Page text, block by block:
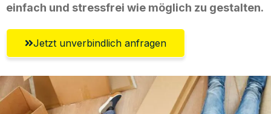
einfach und stressfrei wie möglich zu gestalten.
Jetzt unverbindlich anfragen